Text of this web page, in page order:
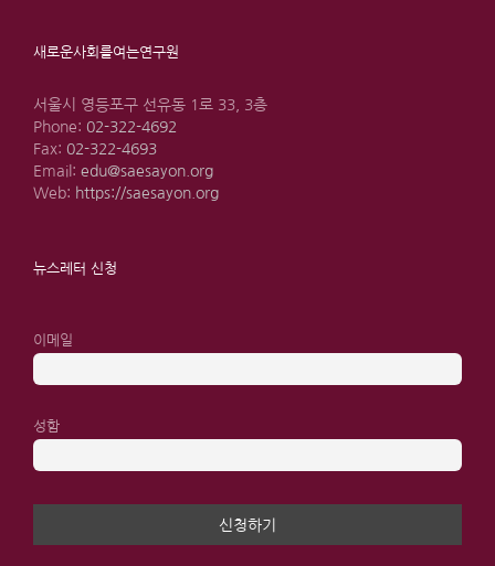
새로운사회를여는연구원
서울시 영등포구 선유동 1로 33, 3층
Phone: 02-322-4692
Fax: 02-322-4693
Email: edu@saesayon.org
Web: https://saesayon.org
뉴스레터 신청
이메일
성함